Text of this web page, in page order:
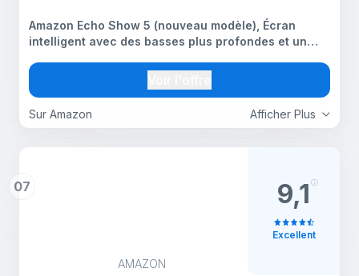
Afficher Plus
Sur Amazon
Amazon Echo Show 5 (nouveau modèle), Écran
intelligent avec des basses plus profondes et un
07
AMAZON
9,1
Excellent